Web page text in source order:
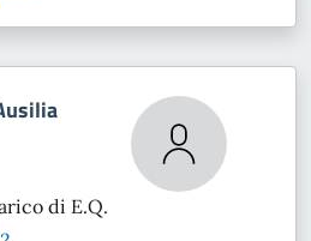
di E.Q.